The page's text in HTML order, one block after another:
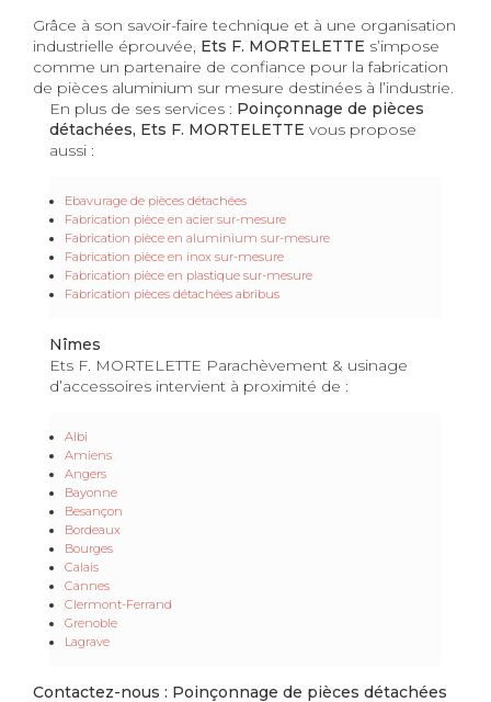
Grâce à son savoir-faire technique et à une organisation
industrielle éprouvée, Ets F. MORTELETTE s’impose
comme un partenaire de confiance pour la fabrication
de pièces aluminium sur mesure destinées à l’industrie.
En plus de ses services : Poinçonnage de pièces
détachées, Ets F. MORTELETTE vous propose
aussi :
Ebavurage de pièces détachées
Fabrication pièce en acier sur-mesure
Fabrication pièce en aluminium sur-mesure
Fabrication pièce en inox sur-mesure
Fabrication pièce en plastique sur-mesure
Fabrication pièces détachées abribus
Nîmes
Ets F. MORTELETTE Parachèvement & usinage
d’accessoires intervient à proximité de :
Albi
Amiens
Angers
Bayonne
Besançon
Bordeaux
Bourges
Calais
Cannes
Clermont-Ferrand
Grenoble
Lagrave
Contactez-nous : Poinçonnage de pièces détachées